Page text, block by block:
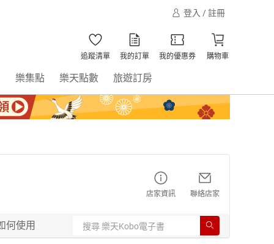
登入 / 註冊
追蹤清單 我的訂單 我的優惠券 購物車
樂集點 樂天點數 旅遊訂房
店家資訊 聯絡店家
何使用